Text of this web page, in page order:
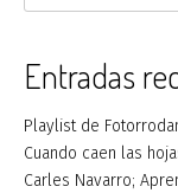
Entradas
Playlist de
Cuando caen las
Carles Navarro;